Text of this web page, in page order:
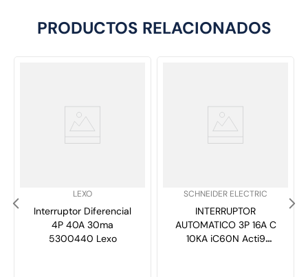
PRODUCTOS RELACIONADOS
LEXO
Interruptor Diferencial
4P 40A 30ma
5300440 Lexo
SCHNEIDER ELECTRIC
INTERRUPTOR
AUTOMATICO 3P 16A C
10KA iC60N Acti9